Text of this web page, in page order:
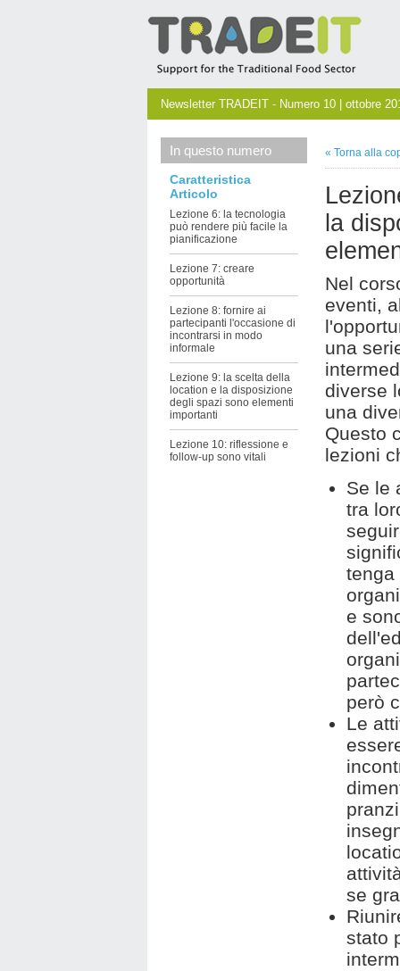
Newsletter TRADEIT - Numero 10 | ottobre
In questo numero
Caratteristica
Articolo
Lezione 6: la tecnologia
può rendere più facile la
pianificazione
Lezione 7: creare
opportunità
Lezione 8: fornire ai
partecipanti l'occasione di
incontrarsi in modo
informale
Lezione 9: la scelta della
location e la disposizione
degli spazi sono elementi
importanti
Lezione 10: riflessione e
follow-up sono vitali
« Torna alla
la
Nel
eventi,
una
diverse
una
Questo
lezioni
Se le
tra
tenga
e
però
Le
se
stato